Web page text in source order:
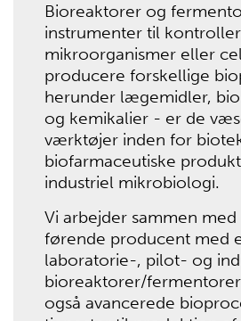
Bioreaktorer og
instrumenter til
mikroorganismer eller
producere forskellige
herunder lægemidler,
og kemikalier - er de
værktøjer inden for
biofarmaceutiske
industriel mikrobiologi.
Vi arbejder sammen med
førende producent med
laboratorie-, pilot- og
bioreaktorer/
også avancerede